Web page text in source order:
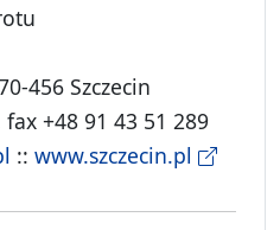
456 Szczecin
+48 91 43 51 289
:: www.szczecin.pl